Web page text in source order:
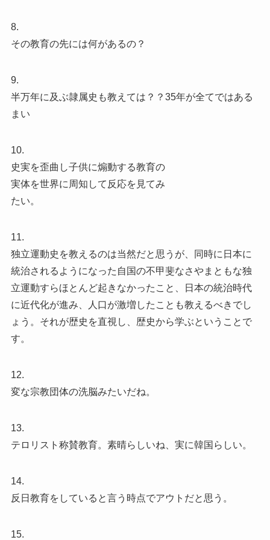
8.
その教育の先には何があるの？
9.
半万年に及ぶ隷属史も教えては？？35年が全てではある
まい
10.
史実を歪曲し子供に煽動する教育の
実体を世界に周知して反応を見てみ
たい。
11.
独立運動史を教えるのは当然だと思うが、同時に日本に
統治されるようになった自国の不甲斐なさやまともな独
立運動すらほとんど起きなかったこと、日本の統治時代
に近代化が進み、人口が激増したことも教えるべきでし
ょう。それが歴史を直視し、歴史から学ぶということで
す。
12.
変な宗教団体の洗脳みたいだね。
13.
テロリスト称賛教育。素晴らしいね、実に韓国らしい。
14.
反日教育をしていると言う時点でアウトだと思う。
15.